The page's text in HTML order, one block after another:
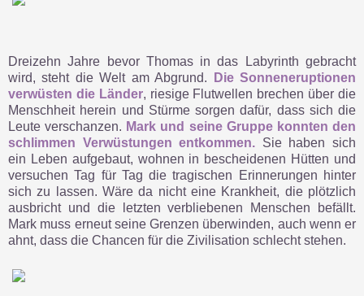
Dreizehn Jahre bevor Thomas in das Labyrinth gebracht
wird, steht die Welt am Abgrund.
Die Sonneneruptionen
verwüsten die Länder, riesige Flutwellen brechen über die
Menschheit herein und Stürme sorgen dafür, dass sich die
Leute verschanzen. Mark und seine Gruppe konnten den
schlimmen Verwüstungen entkommen. Sie haben sich
ein Leben aufgebaut, wohnen in bescheidenen Hütten und
versuchen Tag für Tag die tragischen Erinnerungen hinter
sich zu lassen. Wäre da nicht eine Krankheit, die plötzlich
ausbricht und die letzten verbliebenen Menschen befällt.
Mark muss erneut seine Grenzen überwinden, auch wenn er
ahnt, dass die Chancen für die Zivilisation schlecht stehen.